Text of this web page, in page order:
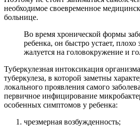
необходимое своевременное
больнице.
Во время хронической формы
ребенка, он быстро устает, плохо
жалуется на головокружение и
Туберкулезная интоксикация
туберкулеза, в которой заметны
локального проявления самого
первичное инфицирование
особенных симптомов у ребенка:
чрезмерная возбужденность;